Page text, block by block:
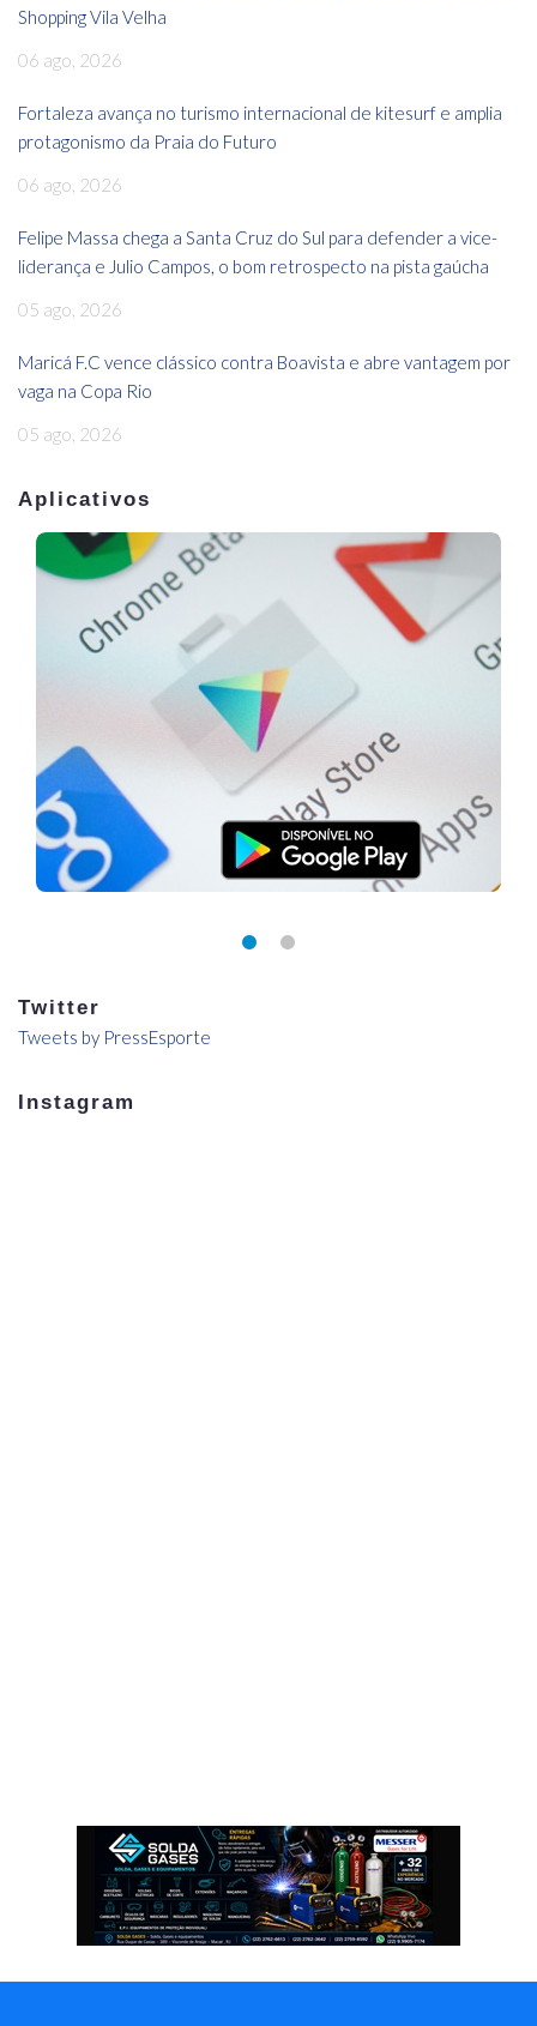
Shopping Vila Velha
06 ago, 2026
Fortaleza avança no turismo internacional de kitesurf e amplia
protagonismo da Praia do Futuro
06 ago, 2026
Felipe Massa chega a Santa Cruz do Sul para defender a vice-
liderança e Julio Campos, o bom retrospecto na pista gaúcha
05 ago, 2026
Maricá F.C vence clássico contra Boavista e abre vantagem por
vaga na Copa Rio
05 ago, 2026
Aplicativos
Twitter
Tweets by PressEsporte
Instagram